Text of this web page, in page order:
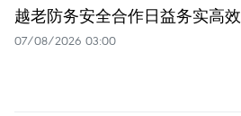
越老防务安全合作日益务实高效
07/08/2026 03:00